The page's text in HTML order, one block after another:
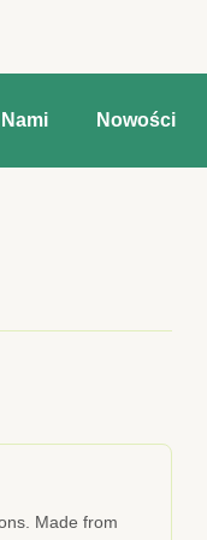
Nowości
Made from